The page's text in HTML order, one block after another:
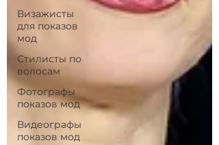
Визажисты
для показов
мод
Стилисты по
волосам
Фотографы
показов мод
Видеографы
показов мод